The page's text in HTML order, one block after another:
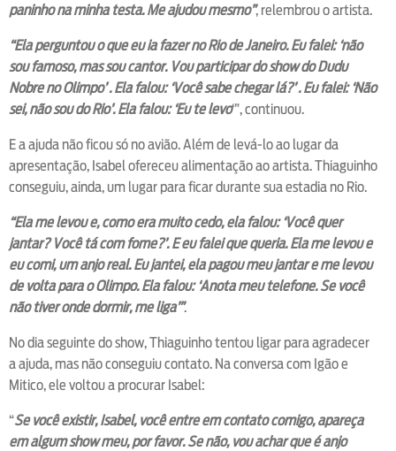
paninho na minha testa. Me ajudou mesmo”, relembrou o artista.
“Ela perguntou o que eu ia fazer no Rio de Janeiro. Eu falei: ‘não
sou famoso, mas sou cantor. Vou participar do show do Dudu
Nobre no Olimpo’ . Ela falou: ‘Você sabe chegar lá?’ . Eu falei: ‘Não
sei, não sou do Rio’. Ela falou: ‘Eu te levo‘”, continuou.
E a ajuda não ficou só no avião. Além de levá-lo ao lugar da
apresentação, Isabel ofereceu alimentação ao artista. Thiaguinho
conseguiu, ainda, um lugar para ficar durante sua estadia no Rio.
“Ela me levou e, como era muito cedo, ela falou: ‘Você quer
jantar? Você tá com fome?’. E eu falei que queria. Ela me levou e
eu comi, um anjo real. Eu jantei, ela pagou meu jantar e me levou
de volta para o Olimpo. Ela falou: ‘Anota meu telefone. Se você
não tiver onde dormir, me liga’”.
No dia seguinte do show, Thiaguinho tentou ligar para agradecer
a ajuda, mas não conseguiu contato. Na conversa com Igão e
Mitico, ele voltou a procurar Isabel:
“Se você existir, Isabel, você entre em contato comigo, apareça
em algum show meu, por favor. Se não, vou achar que é anjo